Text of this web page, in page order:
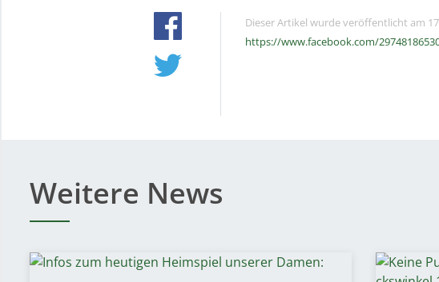
Dieser Artikel wurde veröffentlicht am
https://www.facebook.com/
Weitere News